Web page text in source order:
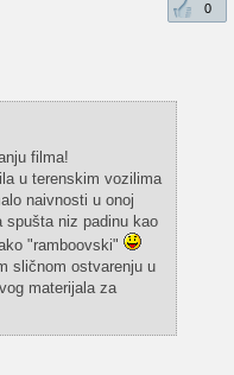
0
filma!
u terenskim vozilima
naivnosti u onoj
spušta niz padinu kao
"ramboovski"
sličnom ostvarenju u
materijala za